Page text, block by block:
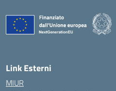
Link Esterni
MIUR